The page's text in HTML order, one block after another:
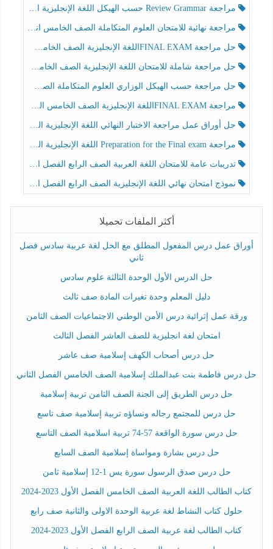
مراجعة Review Grammar حسب الهيكل اللغة الإنجليزية الصف الخامس الفصل الثالث
مراجعة نهائية للامتحان العلوم المتكاملة الصف الخامس انسبير الفصل الثالث
حل مراجعة FINAL EXAMاللغة الإنجليزية الصف الخامس الفصل الثالث
حل مراجعة شاملة للامتحان اللغة الإنجليزية الصف الخامس الفصل الثالث
حل مراجعة حسب الهيكل الوزاري العلوم المتكاملة الصف الخامس عام الفصل الثالث
مراجعة FINAL EXAMاللغة الإنجليزية الصف الخامس الفصل الثالث
حل أوراق عمل مراجعة الاختبار النهائي اللغة الإنجليزية الصف الرابع الفصل الثالث
مراجعة Preparation for the Final exam اللغة الإنجليزية الصف الرابع الفصل الثالث
تدريبات عامة للامتحان اللغة العربية الصف الرابع الفصل الثالث
نموذج امتحان نهائي اللغة الإنجليزية الصف الرابع الفصل الثالث
أكثر الملفات تحميلا
أوراق عمل درس المفعول المطلق مع الحل لغة عربية سادس فصل
ثاني
حل الدرس الأول الوحدة الثالثة علوم سادس
دليل المعلم وحدة تغيرات المادة صف ثالث
ورقة عمل إثرائية درس الأمن الوطني الاجتماعيات الصف الثامن
امتحان لغة انجليزية للصف العاشر الفصل الثالث
حل درس أصحاب الكهف إسلامية صف عاشر
حل درس فاطمة بنت عبدالملك إسلامية الصف الخامس الفصل الثاني
حل درس الطريق إلى الجنة الصف الثامن تربية إسلامية
حل درس للمجتمع رجاله ونساؤه تربية إسلامية صف تاسع
حل درس سورة الواقعة 57-74 تربية اسلامية الصف التاسع
حل درس بشارة ومواساة إسلامية الصف السابع
حل درس صدق الرسول سورة يس 1-12 إسلامية ثامن
كتاب الطالب اللغة العربية الصف الخامس الفصل الأول 2023-2024
حلول كتاب النشاط لغة عربية الوحدة الاولى والثانية صف رابع
كتاب الطالب لغة عربية الصف الرابع الفصل الأول 2023-2024